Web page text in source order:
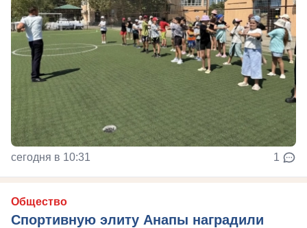
сегодня в 10:31 1
Общество
Спортивную элиту Анапы наградили